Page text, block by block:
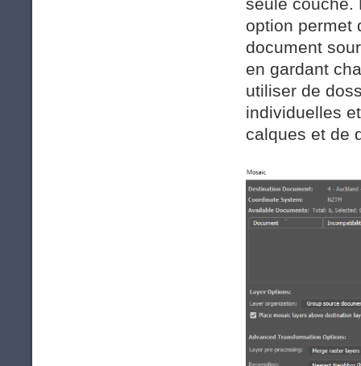
seule couche.
option permet
document
en gardant
utiliser de
individuelles
calques et de